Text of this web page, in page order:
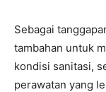
Sebagai
tambahan untuk
kondisi sanitasi,
perawatan yang